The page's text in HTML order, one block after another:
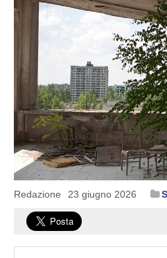
Redazione 23 giugno 2026